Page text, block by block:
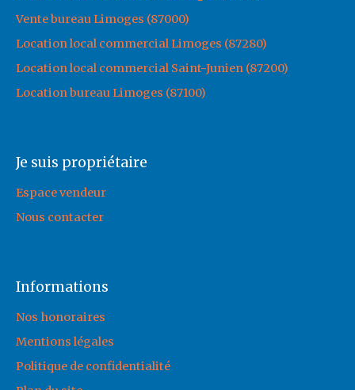
Vente bureau Limoges (87000)
Location local commercial Limoges (87280)
Location local commercial Saint-Junien (87200)
Location bureau Limoges (87100)
Je suis propriétaire
Espace vendeur
Nous contacter
Informations
Nos honoraires
Mentions légales
Politique de confidentialité